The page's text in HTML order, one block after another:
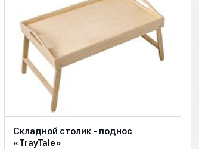
Складной столик - поднос
«TrayTale»